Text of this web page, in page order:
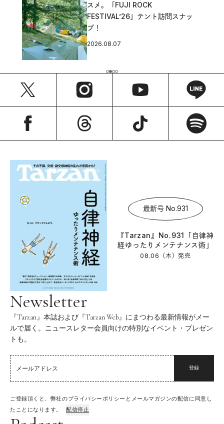
スメ。「FUJI ROCK
FESTIVAL’26」テント訪問スナッ
プ！
2026.08.07
最新号 No.931
『Tarzan』No.931「自律神
経ゆったりメンテナンス術」
08.06（木）発売
Newsletter
『Tarzan』本誌および『Tarzan Web』にまつわる最新情報がメー
ルで届く。ニュースレター会員向けの特別なイベント・プレゼン
トも。
登録
ご登録頂くと、弊社のプライバシーポリシーとメールマガジンの配信に同意し
たことになります。
配信停止